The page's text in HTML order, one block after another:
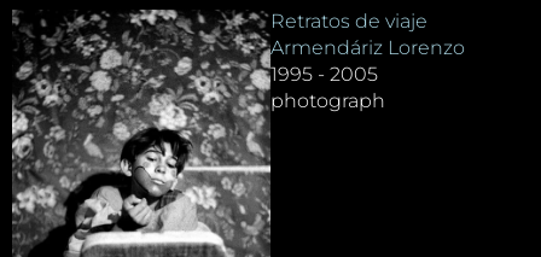
Retratos de viaje
Armendáriz Lorenzo
1995 - 2005
photograph